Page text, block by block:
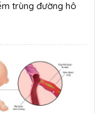
trùng đường hô